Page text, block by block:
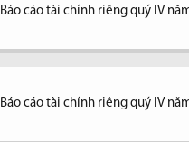
Báo cáo tài chính riêng quý IV
Báo cáo tài chính riêng quý IV